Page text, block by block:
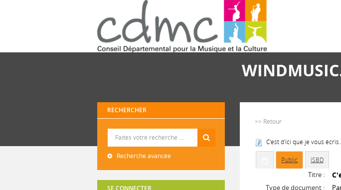
RECHERCHER
Recherche avancée
SE CONNECTER
>> Retour
C'est d'ici que je vous écris
Public ISBD
Titre :
Type de document :